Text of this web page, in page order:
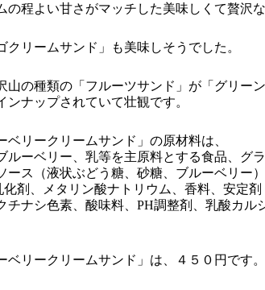
の程よい甘さがマッチした美味しくて贅沢
リームサンド」も美味しそうでした。
の種類の「フルーツサンド」が「グリー
ンナップされていて壮観です。
リークリームサンド」の原材料は、
ルーベリー、乳等を主原料とする食品、グ
ース（液状ぶどう糖、砂糖、ブルーベリー
化剤、メタリン酸ナトリウム、香料、安定
チナシ色素、酸味料、PH調整剤、乳酸カル
リークリームサンド」は、４５０円です。